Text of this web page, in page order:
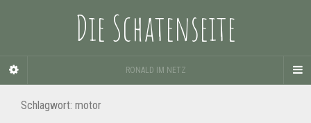
Die Schatenseite
RONALD IM NETZ
Schlagwort: motor